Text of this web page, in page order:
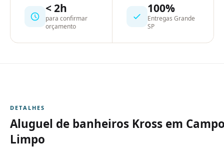
< 2h
para confirmar
orçamento
100%
Entregas Grande
SP
DETALHES
Aluguel de banheiros Kross em
Limpo